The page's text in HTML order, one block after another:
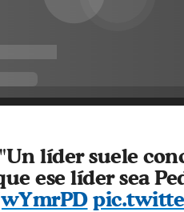
líder suele
ese líder sea